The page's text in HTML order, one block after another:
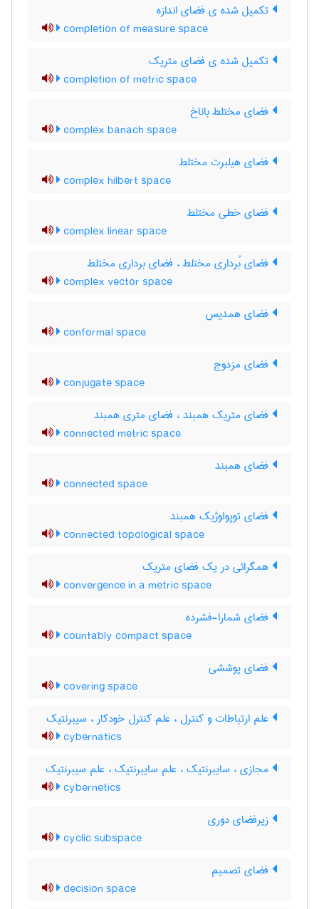
تکمیل شده ی فضای اندازه
completion of measure space
تکمیل شده ی فضای متریک
completion of metric space
فضای مختلط باناخ
complex banach space
فضای هیلبرت مختلط
complex hilbert space
فضای خطی مختلط
complex linear space
فضای بُرداری مختلط ، فضای برداری مختلط
complex vector space
فضای همدیس
conformal space
فضای مزدوج
conjugate space
فضای متریک همبند ، فضای متری همبند
connected metric space
فضای همبند
connected space
فضای توپولوژیک همبند
connected topological space
همگرائی در یک فضای متریک
convergence in a metric space
فضای شمارا-فشرده
countably compact space
فضای پوششی
covering space
علم ارتباطات و کنترل ، علم کنترل خودکار ، سیبرنتیک
cybernatics
مجازی ، سایبرنتیک ، علم سایبرنتیک ، علم سیبرنتیک
cybernetics
زیرفضای دوری
cyclic subspace
فضای تصمیم
decision space